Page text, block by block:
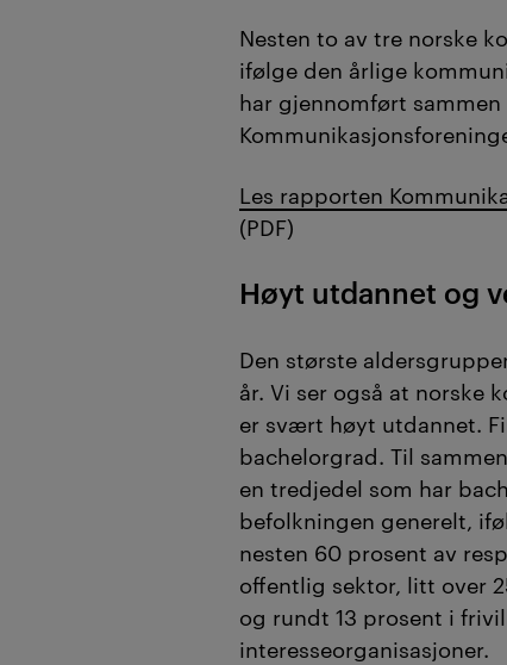
Nesten to av tre norske
ifølge den årlige
har gjennomført sammen
Les rapporten
(PDF)
Høyt utdannet og
Den største
år. Vi ser også at norske
er svært høyt utdannet.
bachelorgrad. Til
en tredjedel som har
befolkningen generelt,
nesten 60 prosent av
offentlig sektor, litt over
og rundt 13 prosent i
interesseorganisasjoner.